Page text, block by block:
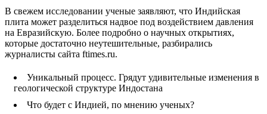
В свежем исследовании ученые заявляют, что Индийская
плита может разделиться надвое под воздействием давления
на Евразийскую. Более подробно о научных открытиях,
которые достаточно неутешительные, разбирались
журналисты сайта ftimes.ru.
Уникальный процесс. Грядут удивительные изменения в
геологической структуре Индостана
Что будет с Индией, по мнению ученых?